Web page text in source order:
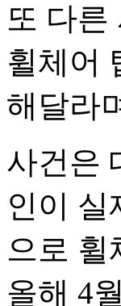
또 다른
휠체어
해달라
사건은
인이 실
으로 휠
올해 4